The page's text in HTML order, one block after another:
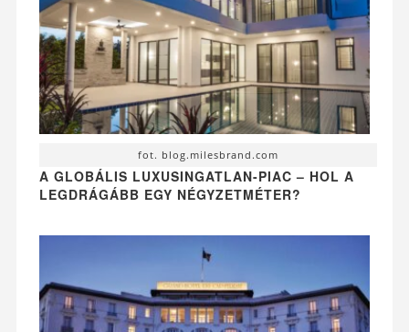
fot. blog.milesbrand.com
A GLOBÁLIS LUXUSINGATLAN-PIAC – HOL A
LEGDRÁGÁBB EGY NÉGYZETMÉTER?